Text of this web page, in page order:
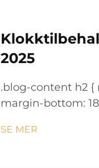
2025
.blog-content h2 {
margin-bottom:
linjeavstand:
SE MER